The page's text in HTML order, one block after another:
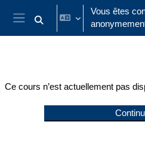
Passer au contenu principal
Panneau latéral
Activer/désactiver la saisie
Vous êtes
Ce cours n’est actuellement pas